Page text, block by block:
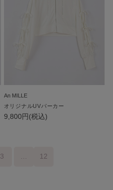
An MILLE
オリジナルUVパーカー
9,800円(税込)
3 … 12